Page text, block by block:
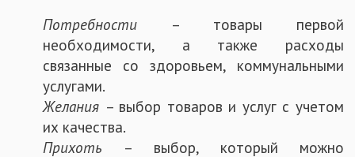
Потребности – товары первой
необходимости, а также расходы
связанные со здоровьем, коммунальными
услугами.
Желания – выбор товаров и услуг с учетом
их качества.
Прихоть – выбор, который можно